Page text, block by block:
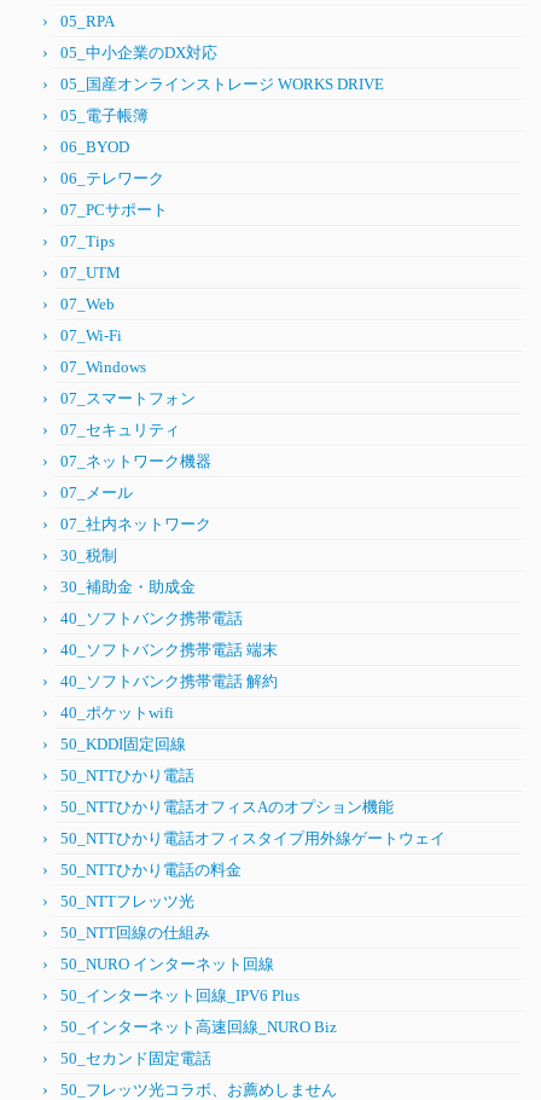
05_RPA
05_中小企業のDX対応
05_国産オンラインストレージ WORKS DRIVE
05_電子帳簿
06_BYOD
06_テレワーク
07_PCサポート
07_Tips
07_UTM
07_Web
07_Wi-Fi
07_Windows
07_スマートフォン
07_セキュリティ
07_ネットワーク機器
07_メール
07_社内ネットワーク
30_税制
30_補助金・助成金
40_ソフトバンク携帯電話
40_ソフトバンク携帯電話 端末
40_ソフトバンク携帯電話 解約
40_ポケットwifi
50_KDDI固定回線
50_NTTひかり電話
50_NTTひかり電話オフィスAのオプション機能
50_NTTひかり電話オフィスタイプ用外線ゲートウェイ
50_NTTひかり電話の料金
50_NTTフレッツ光
50_NTT回線の仕組み
50_NURO インターネット回線
50_インターネット回線_IPV6 Plus
50_インターネット高速回線_NURO Biz
50_セカンド固定電話
50_フレッツ光コラボ、お薦めしません